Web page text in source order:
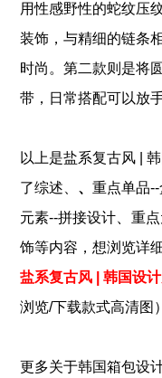
用性感野性的蛇纹压
装饰，与精细的链条
时尚。第二款则是将
带，日常搭配可以放
以上是盐系复古风 |
了综述、 、重点单品
元素--拼接设计、重
饰等内容，想浏览详
盐系复古风 | 韩国设
浏览/下载款式高清图）
更多关于韩国箱包设